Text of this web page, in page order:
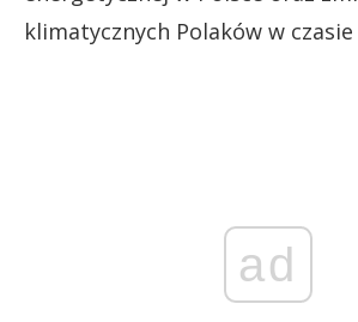
klimatycznych Polaków w
ad